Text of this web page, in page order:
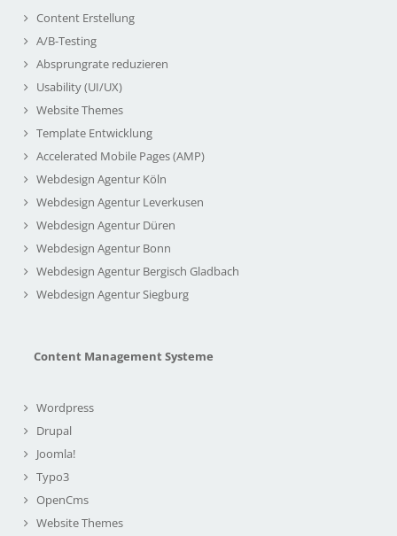
Content Erstellung
A/B-Testing
Absprungrate reduzieren
Usability (UI/UX)
Website Themes
Template Entwicklung
Accelerated Mobile Pages (AMP)
Webdesign Agentur Köln
Webdesign Agentur Leverkusen
Webdesign Agentur Düren
Webdesign Agentur Bonn
Webdesign Agentur Bergisch Gladbach
Webdesign Agentur Siegburg
Content Management Systeme
Wordpress
Drupal
Joomla!
Typo3
OpenCms
Website Themes